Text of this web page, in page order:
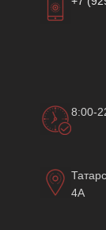
8:00-
4А